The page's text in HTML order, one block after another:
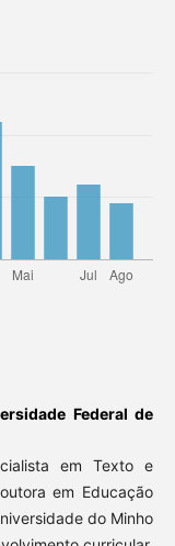
Federal de
em Texto e
em Educação
do Minho